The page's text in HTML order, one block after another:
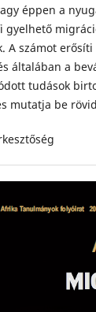
éppen a
A számot erősíti
általában a
tudások
mutatja be